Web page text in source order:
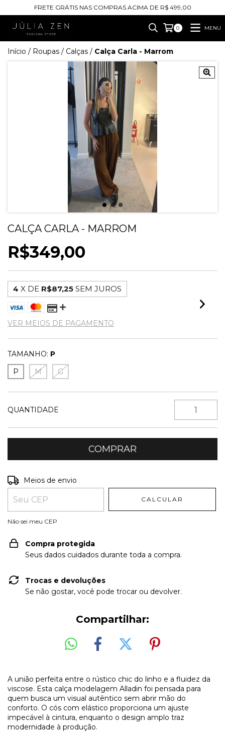
FRETE GRÁTIS NAS COMPRAS ACIMA DE R$ 499,00
0 MENU
Início / Roupas / Calças / Calça Carla - Marrom
CALÇA CARLA - MARROM
R$349,00
4 X DE R$87,25 SEM JUROS
VER MEIOS DE PAGAMENTO
TAMANHO: P
P
M G
QUANTIDADE
Entregas para o CEP:
Meios de envio
CALCULAR
Não sei meu CEP
Compra protegida
Seus dados cuidados durante toda a compra.
Trocas e devoluções
Se não gostar, você pode trocar ou devolver.
Compartilhar:
A união perfeita entre o rústico chic do linho e a fluidez da
viscose. Esta calça modelagem Alladin foi pensada para
quem busca um visual autêntico sem abrir mão do
conforto. O cós com elástico proporciona um ajuste
impecável à cintura, enquanto o design amplo traz
modernidade à produção.